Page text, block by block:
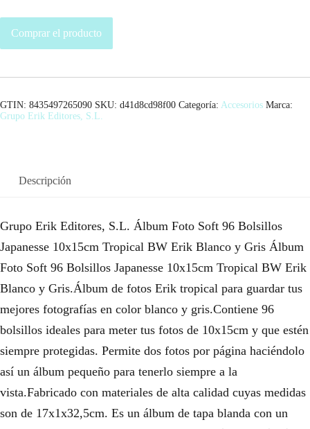
Comprar el producto
GTIN: 8435497265090 SKU: d41d8cd98f00 Categoría: Accesorios Marca:
Grupo Erik Editores, S.L.
Descripción
Grupo Erik Editores, S.L. Álbum Foto Soft 96 Bolsillos
Japanesse 10x15cm Tropical BW Erik Blanco y Gris Álbum
Foto Soft 96 Bolsillos Japanesse 10x15cm Tropical BW Erik
Blanco y Gris.Álbum de fotos Erik tropical para guardar tus
mejores fotografías en color blanco y gris.Contiene 96
bolsillos ideales para meter tus fotos de 10x15cm y que estén
siempre protegidas. Permite dos fotos por página haciéndolo
así un álbum pequeño para tenerlo siempre a la
vista.Fabricado con materiales de alta calidad cuyas medidas
son de 17x1x32,5cm. Es un álbum de tapa blanda con un